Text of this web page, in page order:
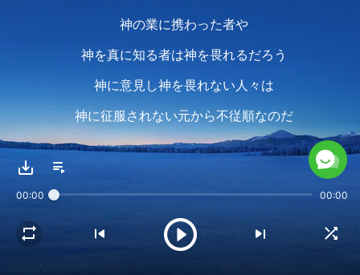
神の業に携わった者や
神を真に知る者は神を畏れるだろう
神に意見し神を畏れない人々は
神に征服されない元から不従順なのだ
神のこのような業は次のことを
彼ら全てが神に心から従えるように
00:00 00:00